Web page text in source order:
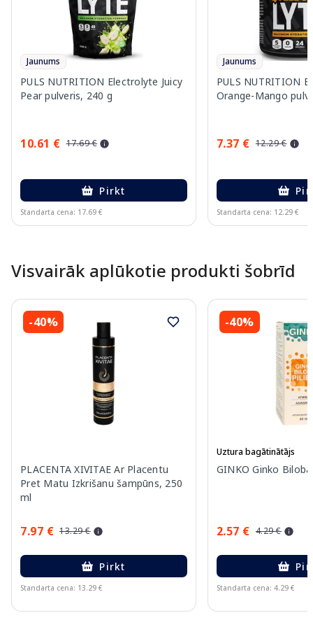
Jaunums
PULS NUTRITION Electrolyte Juicy
Pear pulveris, 240 g
10.61 € 17.69 €
Pirkt
Standarta cena: 17.69 €
Jaunums
PULS NUTRITION
Orange-Mango
7.37 € 12.29 €
Standarta cena: 12.29 €
Visvairāk aplūkotie produkti šobrīd
-40%
PLACENTA XIVITAE Ar Placentu
Pret Matu Izkrišanu šampūns, 250
ml
7.97 € 13.29 €
Pirkt
Standarta cena: 13.29 €
-40%
Uztura bagātinātājs
GINKO Ginko
2.57 € 4.29 €
Standarta cena: 4.29 €